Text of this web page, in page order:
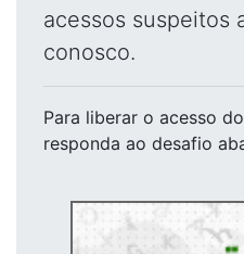
acessos suspeitos
conosco.
Para liberar o acesso
responda ao desafio